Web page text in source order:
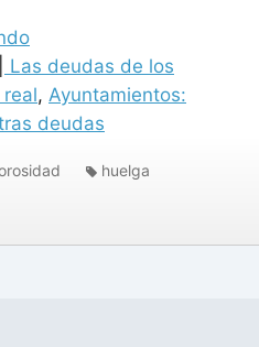
Las deudas de los
, Ayuntamientos:
deudas
huelga